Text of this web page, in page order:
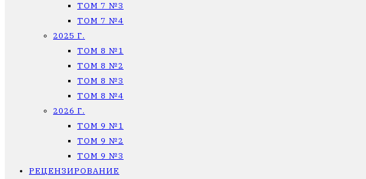
ТОМ 7 №3
ТОМ 7 №4
2025 Г.
ТОМ 8 №1
ТОМ 8 №2
ТОМ 8 №3
ТОМ 8 №4
2026 Г.
ТОМ 9 №1
ТОМ 9 №2
ТОМ 9 №3
РЕЦЕНЗИРОВАНИЕ